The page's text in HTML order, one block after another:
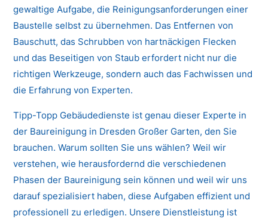
gewaltige Aufgabe, die Reinigungsanforderungen einer
Baustelle selbst zu übernehmen. Das Entfernen von
Bauschutt, das Schrubben von hartnäckigen Flecken
und das Beseitigen von Staub erfordert nicht nur die
richtigen Werkzeuge, sondern auch das Fachwissen und
die Erfahrung von Experten.
Tipp-Topp Gebäudedienste ist genau dieser Experte in
der Baureinigung in Dresden Großer Garten, den Sie
brauchen. Warum sollten Sie uns wählen? Weil wir
verstehen, wie herausfordernd die verschiedenen
Phasen der Baureinigung sein können und weil wir uns
darauf spezialisiert haben, diese Aufgaben effizient und
professionell zu erledigen. Unsere Dienstleistung ist